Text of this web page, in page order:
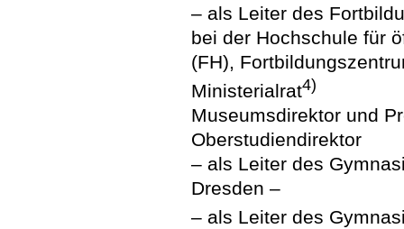
– als Leiter des
bei der Hochschule für
(FH),
Ministerialrat4)
Museumsdirektor und
Oberstudiendirektor
– als Leiter des
Dresden –
– als Leiter des